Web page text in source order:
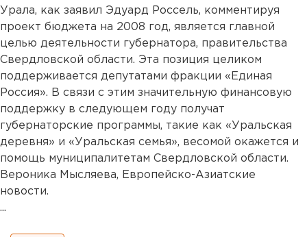
Урала, как заявил Эдуард Россель, комментируя
проект бюджета на 2008 год, является главной
целью деятельности губернатора, правительства
Свердловской области. Эта позиция целиком
поддерживается депутатами фракции «Единая
Россия». В связи с этим значительную финансовую
поддержку в следующем году получат
губернаторские программы, такие как «Уральская
деревня» и «Уральская семья», весомой окажется и
помощь муниципалитетам Свердловской области.
Вероника Мысляева, Европейско-Азиатские
новости.
...